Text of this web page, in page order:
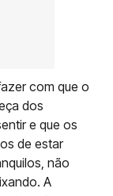
com que o
dos
e que os
de estar
não
A